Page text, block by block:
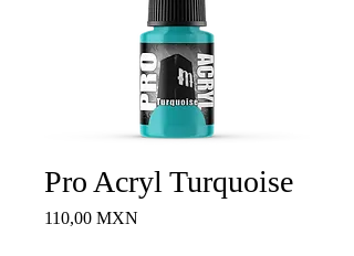
Pro Acryl Turquoise
110,00 MXN